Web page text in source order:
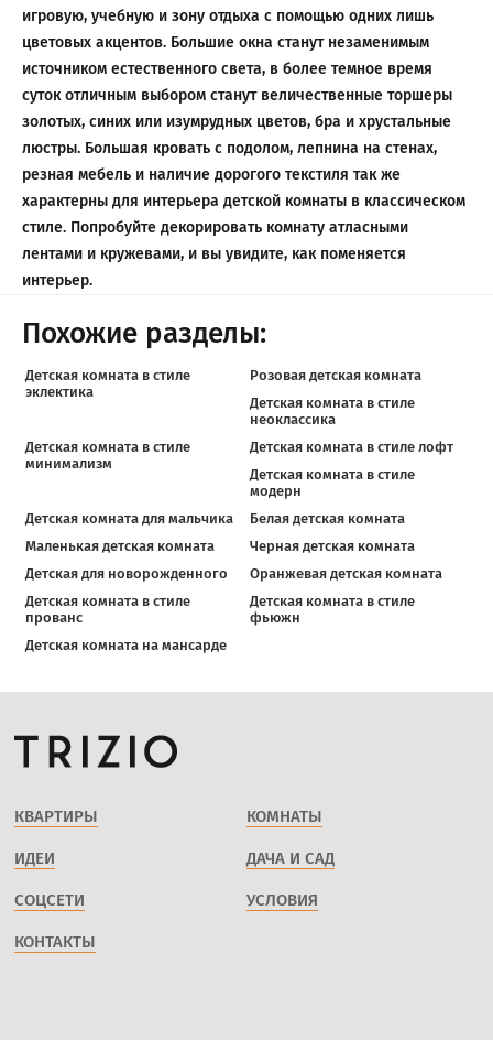
игровую, учебную и зону отдыха с помощью одних лишь
цветовых акцентов. Большие окна станут незаменимым
источником естественного света, в более темное время
суток отличным выбором станут величественные торшеры
золотых, синих или изумрудных цветов, бра и хрустальные
люстры. Большая кровать с подолом, лепнина на стенах,
резная мебель и наличие дорогого текстиля так же
характерны для интерьера детской комнаты в классическом
стиле. Попробуйте декорировать комнату атласными
лентами и кружевами, и вы увидите, как поменяется
интерьер.
Похожие разделы:
Детская комната в стиле
эклектика
Розовая детская комната
Детская комната в стиле
неоклассика
Детская комната в стиле
минимализм
Детская комната в стиле лофт
Детская комната в стиле
модерн
Детская комната для мальчика
Белая детская комната
Маленькая детская комната
Черная детская комната
Детская для новорожденного
Оранжевая детская комната
Детская комната в стиле
прованс
Детская комната в стиле
фьюжн
Детская комната на мансарде
КВАРТИРЫ КОМНАТЫ
ИДЕИ ДАЧА И САД
СОЦСЕТИ УСЛОВИЯ
КОНТАКТЫ